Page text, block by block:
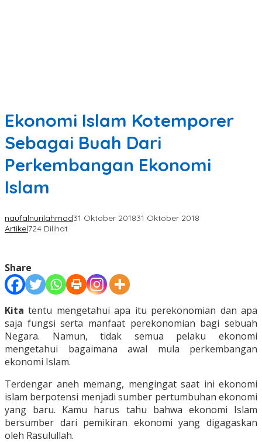
Ekonomi Islam Kotemporer
Sebagai Buah Dari
Perkembangan Ekonomi
Islam
naufalnurilahmad31 Oktober 201831 Oktober 2018
Artikel724 Dilihat
Share
Kita tentu mengetahui apa itu perekonomian dan apa
saja fungsi serta manfaat perekonomian bagi sebuah
Negara. Namun, tidak semua pelaku ekonomi
mengetahui bagaimana awal mula perkembangan
ekonomi Islam.
Terdengar aneh memang, mengingat saat ini ekonomi
islam berpotensi menjadi sumber pertumbuhan ekonomi
yang baru. Kamu harus tahu bahwa ekonomi Islam
bersumber dari pemikiran ekonomi yang digagaskan
oleh Rasulullah.